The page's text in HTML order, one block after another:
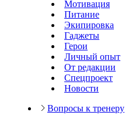
Мотивация
Питание
Экипировка
Гаджеты
Герои
Личный опыт
От редакции
Спецпроект
Новости
Вопросы к тренеру